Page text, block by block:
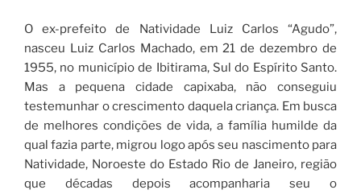
O ex-prefeito de Natividade Luiz Carlos “Agudo”,
nasceu Luiz Carlos Machado, em 21 de dezembro de
1955, no município de Ibitirama, Sul do Espírito Santo.
Mas a pequena cidade capixaba, não conseguiu
testemunhar o crescimento daquela criança. Em busca
de melhores condições de vida, a família humilde da
qual fazia parte, migrou logo após seu nascimento para
Natividade, Noroeste do Estado Rio de Janeiro, região
que décadas depois acompanharia seu o